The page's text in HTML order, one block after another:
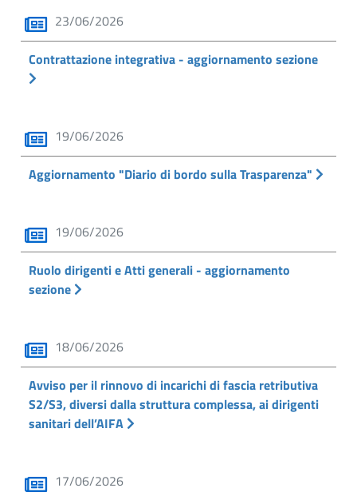
23/06/2026
Contrattazione integrativa - aggiornamento sezione
19/06/2026
Aggiornamento "Diario di bordo sulla Trasparenza"
19/06/2026
Ruolo dirigenti e Atti generali - aggiornamento
sezione
18/06/2026
Avviso per il rinnovo di incarichi di fascia retributiva
S2/S3, diversi dalla struttura complessa, ai dirigenti
sanitari dell’AIFA
17/06/2026